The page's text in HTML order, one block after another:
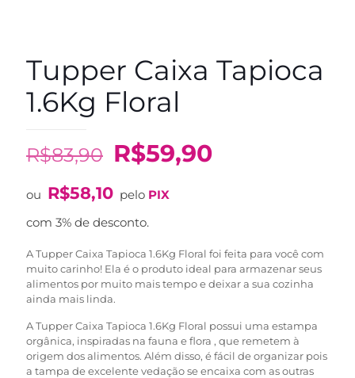
Tupper Caixa Tapioca
1.6Kg Floral
R$83,90 O
original
era:
R$83,90.
R$59,90O
R$59,90.
ou R$58,10 pelo PIX
com 3% de desconto.
A Tupper Caixa Tapioca 1.6Kg Floral foi feita para você com
muito carinho! Ela é o produto ideal para armazenar seus
alimentos por muito mais tempo e deixar a sua cozinha
ainda mais linda.
A Tupper Caixa Tapioca 1.6Kg Floral possui uma estampa
orgânica, inspiradas na fauna e flora , que remetem à
origem dos alimentos. Além disso, é fácil de organizar pois
a tampa de excelente vedação se encaixa com as outras